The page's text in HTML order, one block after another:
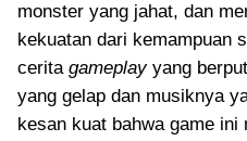
monster yang jahat, dan
kekuatan dari kemampuan
cerita gameplayyang
yang gelap dan musiknya
kesan kuat bahwa game